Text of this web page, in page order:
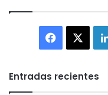
Facebook
Entradas recientes